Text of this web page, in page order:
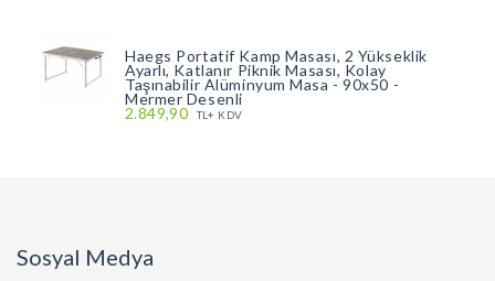
Haegs Portatif Kamp Masası, 2 Yükseklik
Ayarlı, Katlanır Piknik Masası, Kolay
Taşınabilir Alüminyum Masa - 90x50 -
Mermer Desenli
2.849,90 TL+ KDV
Sosyal Medya